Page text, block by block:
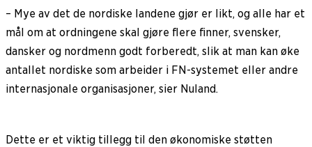
– Mye av det de nordiske landene gjør er likt, og alle har et
mål om at ordningene skal gjøre flere finner, svensker,
dansker og nordmenn godt forberedt, slik at man kan øke
antallet nordiske som arbeider i FN-systemet eller andre
internasjonale organisasjoner, sier Nuland.
Dette er et viktig tillegg til den økonomiske støtten